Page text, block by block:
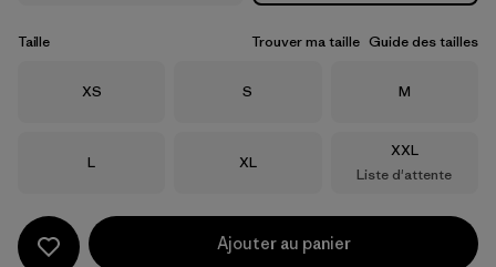
Taille Trouver ma taille Guide des tailles
Taille
XS Taille
S Taille
M
Taille
L Taille
XL
Taille
XXL
Liste d'attente
Ajouter au panier